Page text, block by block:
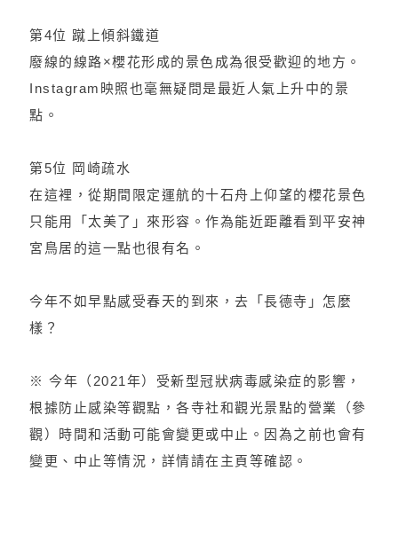
第4位 蹴上傾斜鐵道
廢線的線路×櫻花形成的景色成為很受歡迎的地方。
Instagram映照也毫無疑問是最近人氣上升中的景
點。
第5位 岡崎疏水
在這裡，從期間限定運航的十石舟上仰望的櫻花景色
只能用「太美了」來形容。作為能近距離看到平安神
宮鳥居的這一點也很有名。
今年不如早點感受春天的到來，去「長德寺」怎麼
樣？
※ 今年（2021年）受新型冠狀病毒感染症的影響，
根據防止感染等觀點，各寺社和觀光景點的營業（參
觀）時間和活動可能會變更或中止。因為之前也會有
變更、中止等情況，詳情請在主頁等確認。